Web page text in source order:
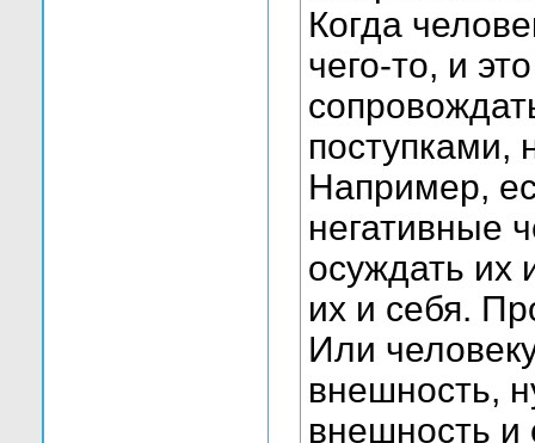
Когда
чего-то, и
поступками,
Например,
негативные
осуждать их
их и себя.
Или
внешность,
внешность и